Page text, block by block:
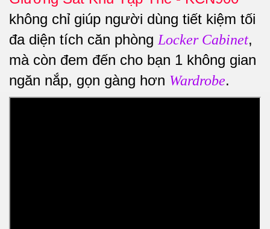
không chỉ giúp người dùng tiết kiệm tối
đa diện tích căn phòng Locker Cabinet,
mà còn đem đến cho bạn 1 không gian
ngăn nắp, gọn gàng hơn Wardrobe.